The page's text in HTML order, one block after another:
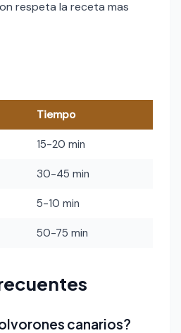
respeta la receta mas
Tiempo
15-20 min
30-45 min
5-10 min
50-75 min
canarios?